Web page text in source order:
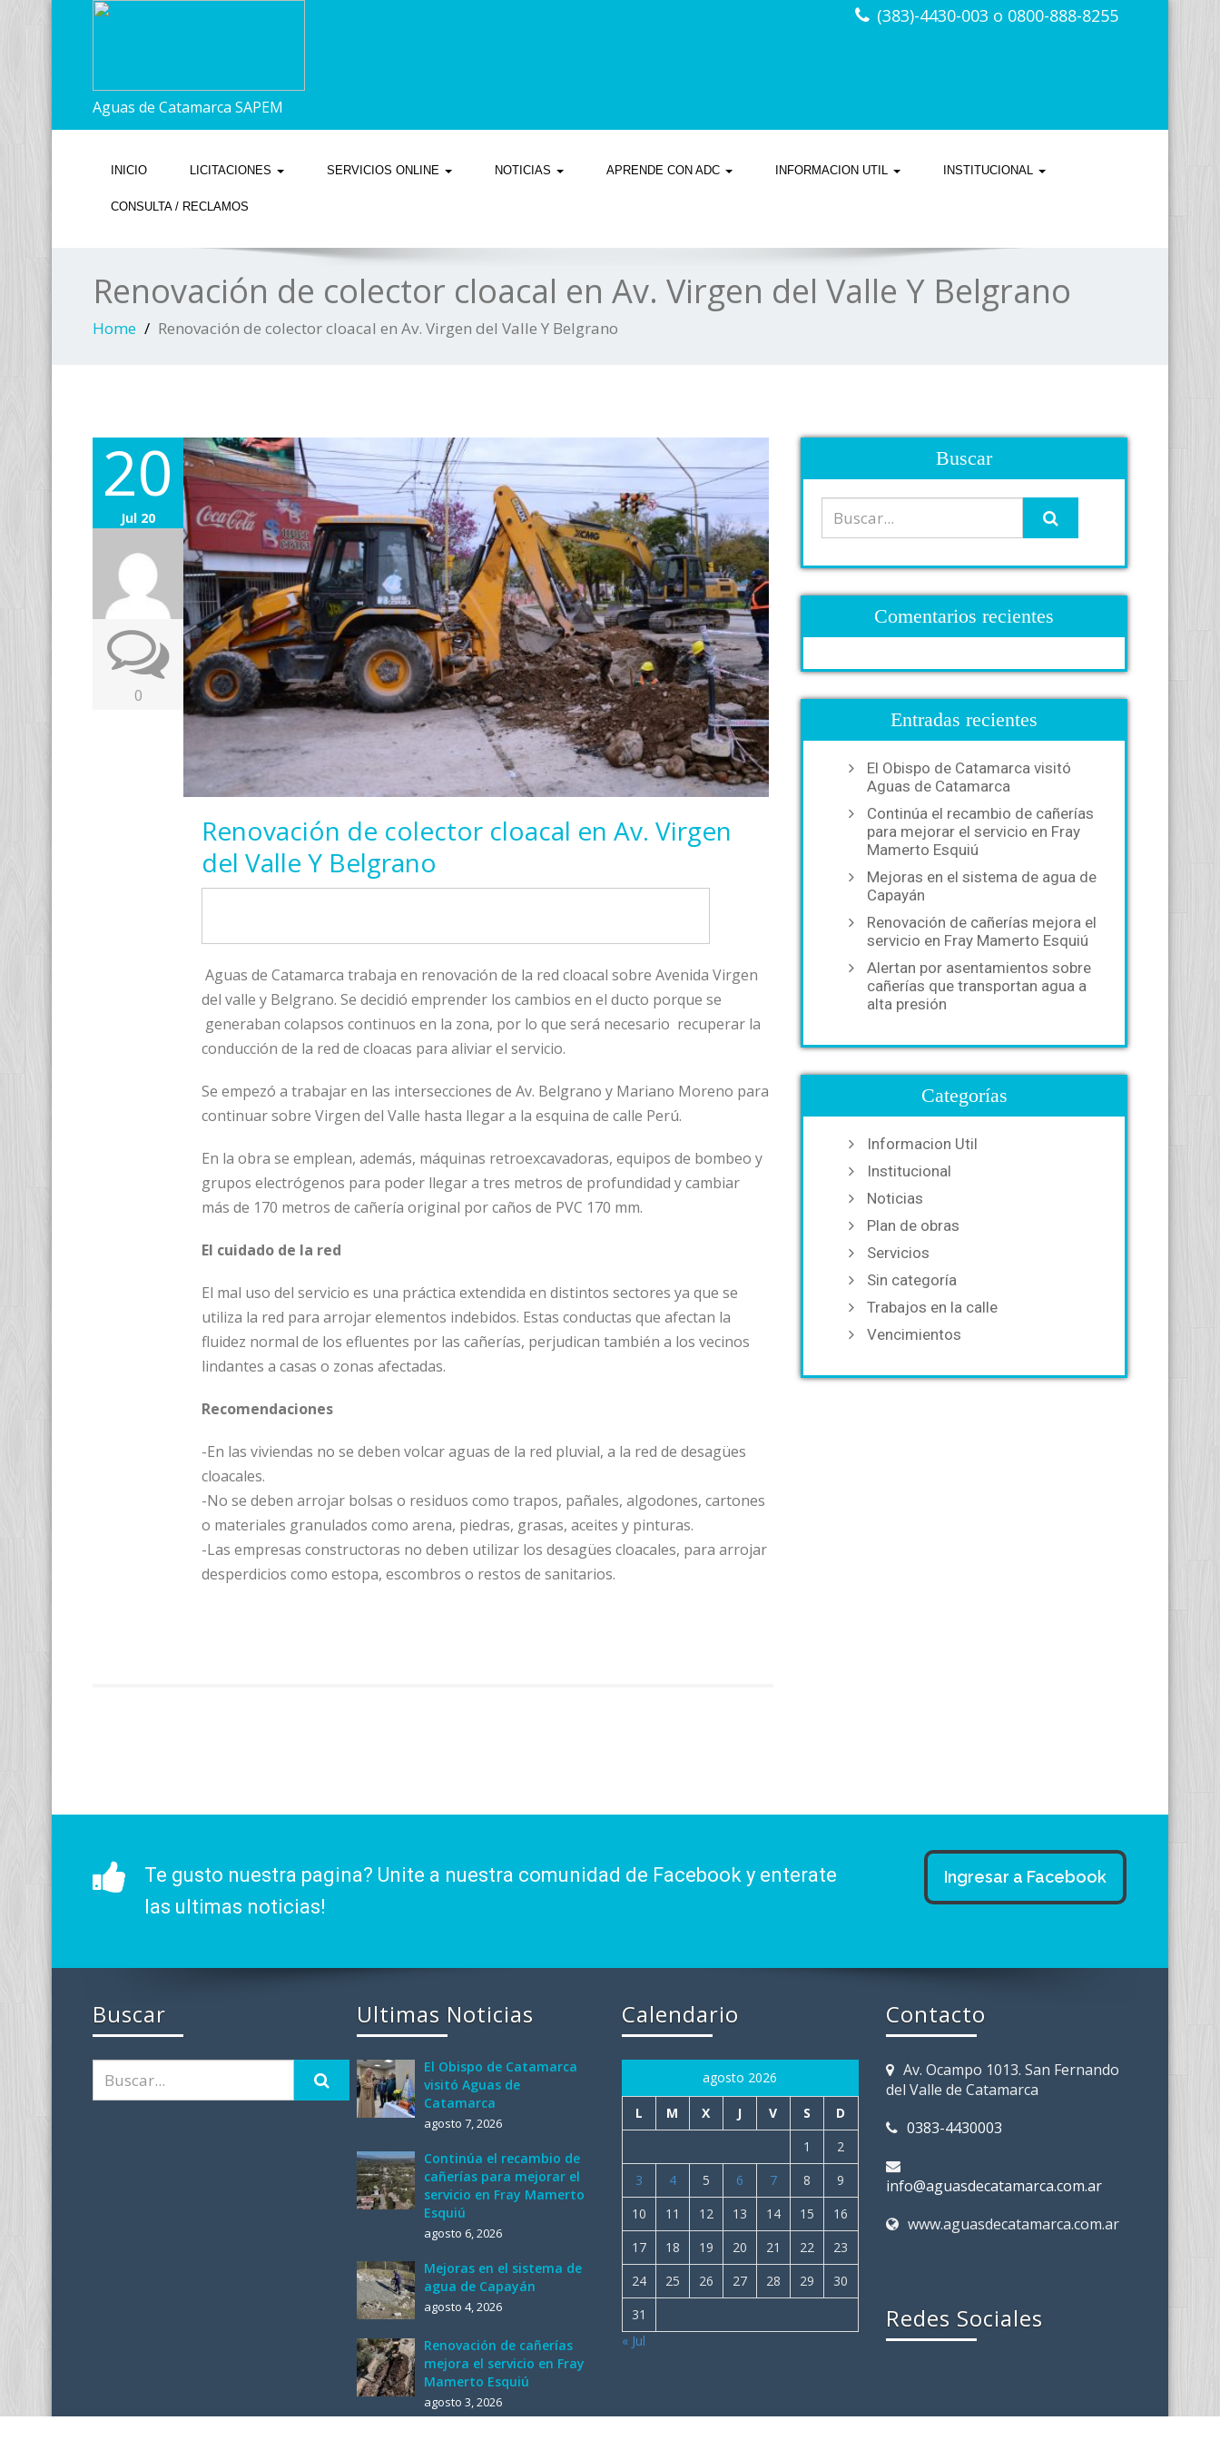
Aguas de Catamarca SAPEM
(383)-4430-003 o 0800-888-8255
INICIO LICITACIONES SERVICIOS ONLINE NOTICIAS APRENDE CON ADC INFORMACION UTIL INSTITUCIONAL
CONSULTA / RECLAMOS
Renovación de colector cloacal en Av. Virgen del Valle Y Belgrano
Home Renovación de colector cloacal en Av. Virgen del Valle Y Belgrano
20
Jul 20
0
Renovación de colector cloacal en Av. Virgen
del Valle Y Belgrano
Aguas de Catamarca trabaja en renovación de la red cloacal sobre Avenida Virgen
del valle y Belgrano. Se decidió emprender los cambios en el ducto porque se
generaban colapsos continuos en la zona, por lo que será necesario recuperar la
conducción de la red de cloacas para aliviar el servicio.
Se empezó a trabajar en las intersecciones de Av. Belgrano y Mariano Moreno para
continuar sobre Virgen del Valle hasta llegar a la esquina de calle Perú.
En la obra se emplean, además, máquinas retroexcavadoras, equipos de bombeo y
grupos electrógenos para poder llegar a tres metros de profundidad y cambiar
más de 170 metros de cañería original por caños de PVC 170 mm.
El cuidado de la red
El mal uso del servicio es una práctica extendida en distintos sectores ya que se
utiliza la red para arrojar elementos indebidos. Estas conductas que afectan la
fluidez normal de los efluentes por las cañerías, perjudican también a los vecinos
lindantes a casas o zonas afectadas.
Recomendaciones
-En las viviendas no se deben volcar aguas de la red pluvial, a la red de desagües
cloacales.
-No se deben arrojar bolsas o residuos como trapos, pañales, algodones, cartones
o materiales granulados como arena, piedras, grasas, aceites y pinturas.
-Las empresas constructoras no deben utilizar los desagües cloacales, para arrojar
desperdicios como estopa, escombros o restos de sanitarios.
Buscar
Comentarios recientes
Entradas recientes
El Obispo de Catamarca visitó
Aguas de Catamarca
Continúa el recambio de cañerías
para mejorar el servicio en Fray
Mamerto Esquiú
Mejoras en el sistema de agua de
Capayán
Renovación de cañerías mejora el
servicio en Fray Mamerto Esquiú
Alertan por asentamientos sobre
cañerías que transportan agua a
alta presión
Categorías
Informacion Util
Institucional
Noticias
Plan de obras
Servicios
Sin categoría
Trabajos en la calle
Vencimientos
Te gusto nuestra pagina? Unite a nuestra comunidad de Facebook y enterate
las ultimas noticias!
Ingresar a Facebook
Buscar Ultimas Noticias
El Obispo de Catamarca
visitó Aguas de
Catamarca
agosto 7, 2026
Continúa el recambio de
cañerías para mejorar el
servicio en Fray Mamerto
Esquiú
agosto 6, 2026
Mejoras en el sistema de
agua de Capayán
agosto 4, 2026
Renovación de cañerías
mejora el servicio en Fray
Mamerto Esquiú
agosto 3, 2026
Calendario
agosto 2026
L M X J V S
D
1
2
3
4 5 6 7 8
9
10
11 12 13 14 15
16
17
18 19 20 21 22
23
24
25 26 27 28 29
30
31
« Jul
Contacto
Av. Ocampo 1013. San Fernando
del Valle de Catamarca
0383-4430003
info@aguasdecatamarca.com.ar
www.aguasdecatamarca.com.ar
Redes Sociales